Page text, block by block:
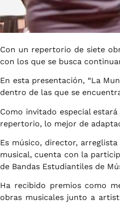
Con un repertorio de siete
con los que se busca
En esta presentación, “La
dentro de las que se
Como invitado especial
repertorio, lo mejor de
Es músico, director,
musical, cuenta con la
de Bandas Estudiantiles de
Ha recibido premios como
obras musicales junto a